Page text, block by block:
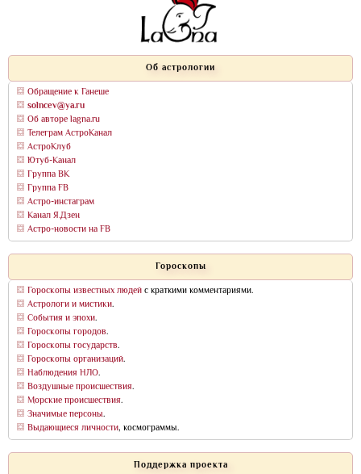
Об астрологии
Обращение к Ганеше
solncev@ya.ru
Об авторе lagna.ru
Телеграм АстроКанал
АстроКлуб
Ютуб-Канал
Группа ВК
Группа FB
Астро-инстаграм
Канал Я.Дзен
Астро-новости на FB
Гороскопы
Гороскопы известных людейс краткими комментариями.
Астрологи и мистики.
События и эпохи.
Гороскопы городов.
Гороскопы государств.
Гороскопы организаций.
Наблюдения НЛО.
Воздушные происшествия.
Морские происшествия.
Значимые персоны.
Выдающиеся личности, космограммы.
Поддержка проекта